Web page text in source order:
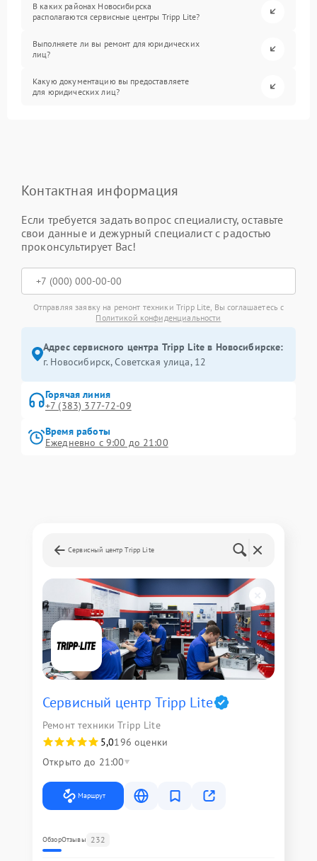
В каких районах Новосибирска
располагаются сервисные центры Tripp Lite?
Выполняете ли вы ремонт для юридических
лиц?
Какую документацию вы предоставляете
для юридических лиц?
Контактная информация
Если требуется задать вопрос специалисту, оставьте
свои данные и дежурный специалист с радостью
проконсультирует Вас!
Отправляя заявку на ремонт техники Tripp Lite, Вы соглашаетесь с
Политикой конфиденциальности
Адрес сервисного центра Tripp Lite в Новосибирске:
г. Новосибирск, Советская улица, 12
Горячая линия
+7 (383) 377-72-09
Время работы
Ежедневно с 9:00 до 21:00
Сервисный центр Tripp Lite
Сервисный центр Tripp Lite
Ремонт техники Tripp Lite
5,0196 оценки
Открыто до 21:00
Маршрут
ОбзорОтзывы 232